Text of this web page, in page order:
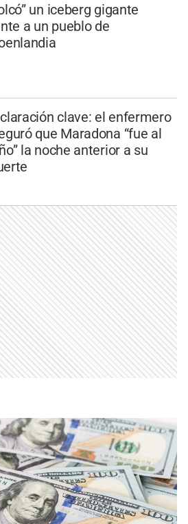
un iceberg gigante
a un pueblo de
clave: el enfermero
que Maradona “fue al
la noche anterior a su